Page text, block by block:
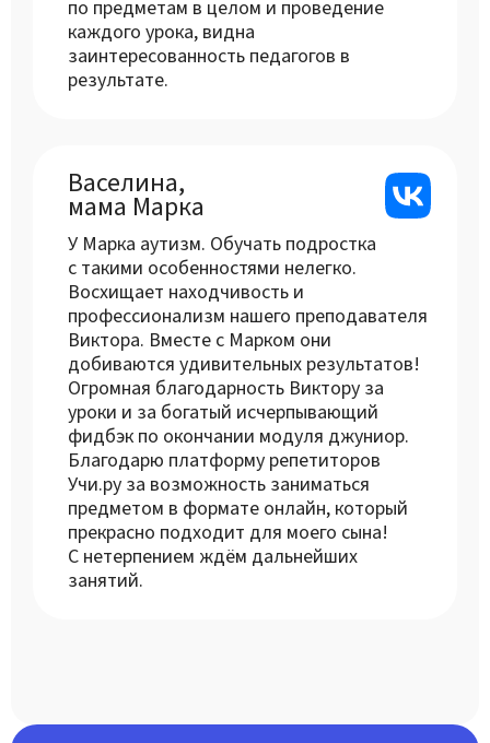
по предметам в целом и проведение
каждого урока, видна
заинтересованность педагогов в
результате.
Васелина,
мама Марка
У Марка аутизм. Обучать подростка
с такими особенностями нелегко.
Восхищает находчивость и
профессионализм нашего преподавателя
Виктора. Вместе с Марком они
добиваются удивительных результатов!
Огромная благодарность Виктору за
уроки и за богатый исчерпывающий
фидбэк по окончании модуля джуниор.
Благодарю платформу репетиторов
Учи.ру за возможность заниматься
предметом в формате онлайн, который
прекрасно подходит для моего сына!
С нетерпением ждём дальнейших
занятий.